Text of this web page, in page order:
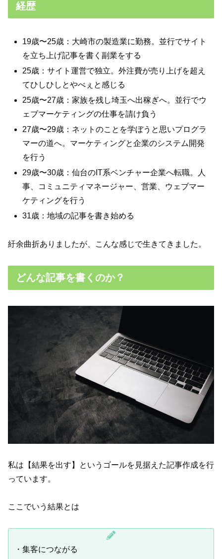
経歴
19歳〜25歳：大崎市の製造業に勤務。並行でサイト
を立ち上げ記事を書く副業をする
25歳：サイト運営で独立。外注費が売り上げを超え
てひしひしとやべぇと感じる
25歳〜27歳：家族を残し埼玉へ出稼ぎへ。並行でウ
ェブマーケティングの仕事を請け負う
27歳〜29歳：ネットのことを学ぼうと思いプログラ
マーの道へ。マーケティングと企業のシステム開発
を行う
29歳〜30歳：仙台のIT系ベンチャー企業へ転職。人
事、コミュニティマネージャー、営業、ウェブマー
ケティングを行う
31歳：地域の記事を書き始める
紆余曲折ありましたが、こんな感じで生きてきました。
どんな記事を書くのか？
私は【結果を出す】というゴールを見据えた記事作成を行
っています。
ここでいう結果とは
・集客につながる